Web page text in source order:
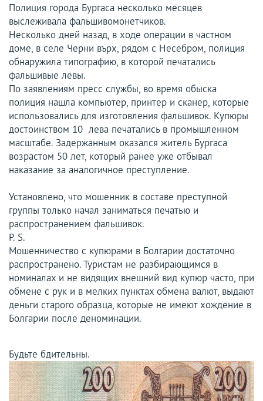
Полиция города Бургаса несколько месяцев
выслеживала фальшивомонетчиков.
Несколько дней назад, в ходе операции в частном
доме, в селе Черни върх, рядом с Несебром, полиция
обнаружила типографию, в которой печатались
фальшивые левы.
По заявлениям пресс службы, во время обыска
полиция нашла компьютер, принтер и сканер, которые
использовались для изготовления фальшивок. Купюры
достоинством 10 лева печатались в промышленном
масштабе. Задержанным оказался житель Бургаса
возрастом 50 лет, который ранее уже отбывал
наказание за аналогичное преступление.
Установлено, что мошенник в составе преступной
группы только начал заниматься печатью и
распространением фальшивок.
P. S.
Мошенничество с купюрами в Болгарии достаточно
распространено. Туристам не разбирающимся в
номиналах и не видящих внешний вид купюр часто, при
обмене с рук и в мелких пунктах обмена валют, выдают
деньги старого образца, которые не имеют хождение в
Болгарии после деноминации.
Будьте бдительны.